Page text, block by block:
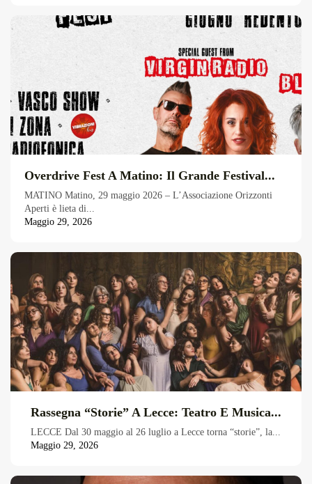
Overdrive Fest A Matino: Il Grande Festival...
MATINO Matino, 29 maggio 2026 – L’Associazione Orizzonti
Aperti è lieta di...
Maggio 29, 2026
Rassegna “Storie” A Lecce: Teatro E Musica...
LECCE Dal 30 maggio al 26 luglio a Lecce torna “storie”, la...
Maggio 29, 2026